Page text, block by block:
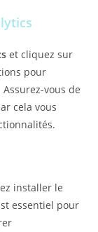
et cliquez sur
pour
vous de
cela vous
installer le
essentiel pour